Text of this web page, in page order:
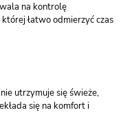
na kontrolę
łatwo odmierzyć czas
utrzymuje się świeże,
się na komfort i